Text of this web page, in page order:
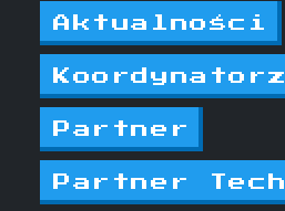
Aktualności
Partner
Partner